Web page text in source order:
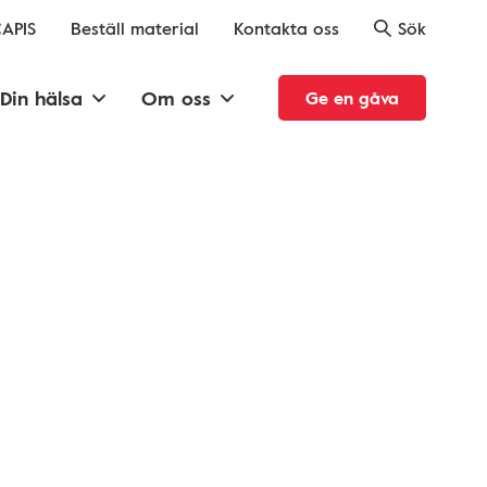
Beställ material Kontakta oss Sök
Din hälsa Om oss Ge en gåva